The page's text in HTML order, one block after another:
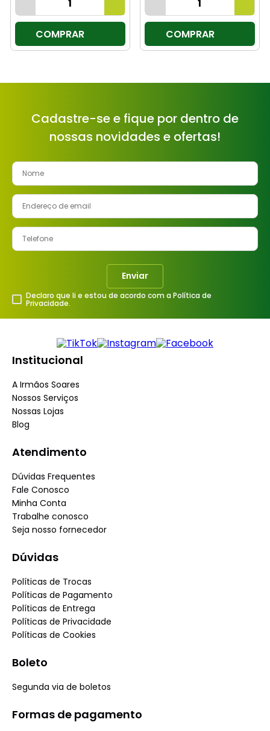
COMPRAR COMPRAR
Cadastre-se e fique por dentro de
nossas novidades e ofertas!
Enviar
Declaro que li e estou de acordo com a Política de
Privacidade.
Institucional
A Irmãos Soares
Nossos Serviços
Nossas Lojas
Blog
Atendimento
Dúvidas Frequentes
Fale Conosco
Minha Conta
Trabalhe conosco
Seja nosso fornecedor
Dúvidas
Políticas de Trocas
Políticas de Pagamento
Políticas de Entrega
Políticas de Privacidade
Políticas de Cookies
Boleto
Segunda via de boletos
Formas de pagamento